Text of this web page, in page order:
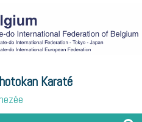
Karaté